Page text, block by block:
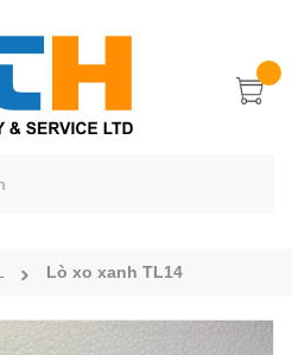
Lò xo xanh TL14